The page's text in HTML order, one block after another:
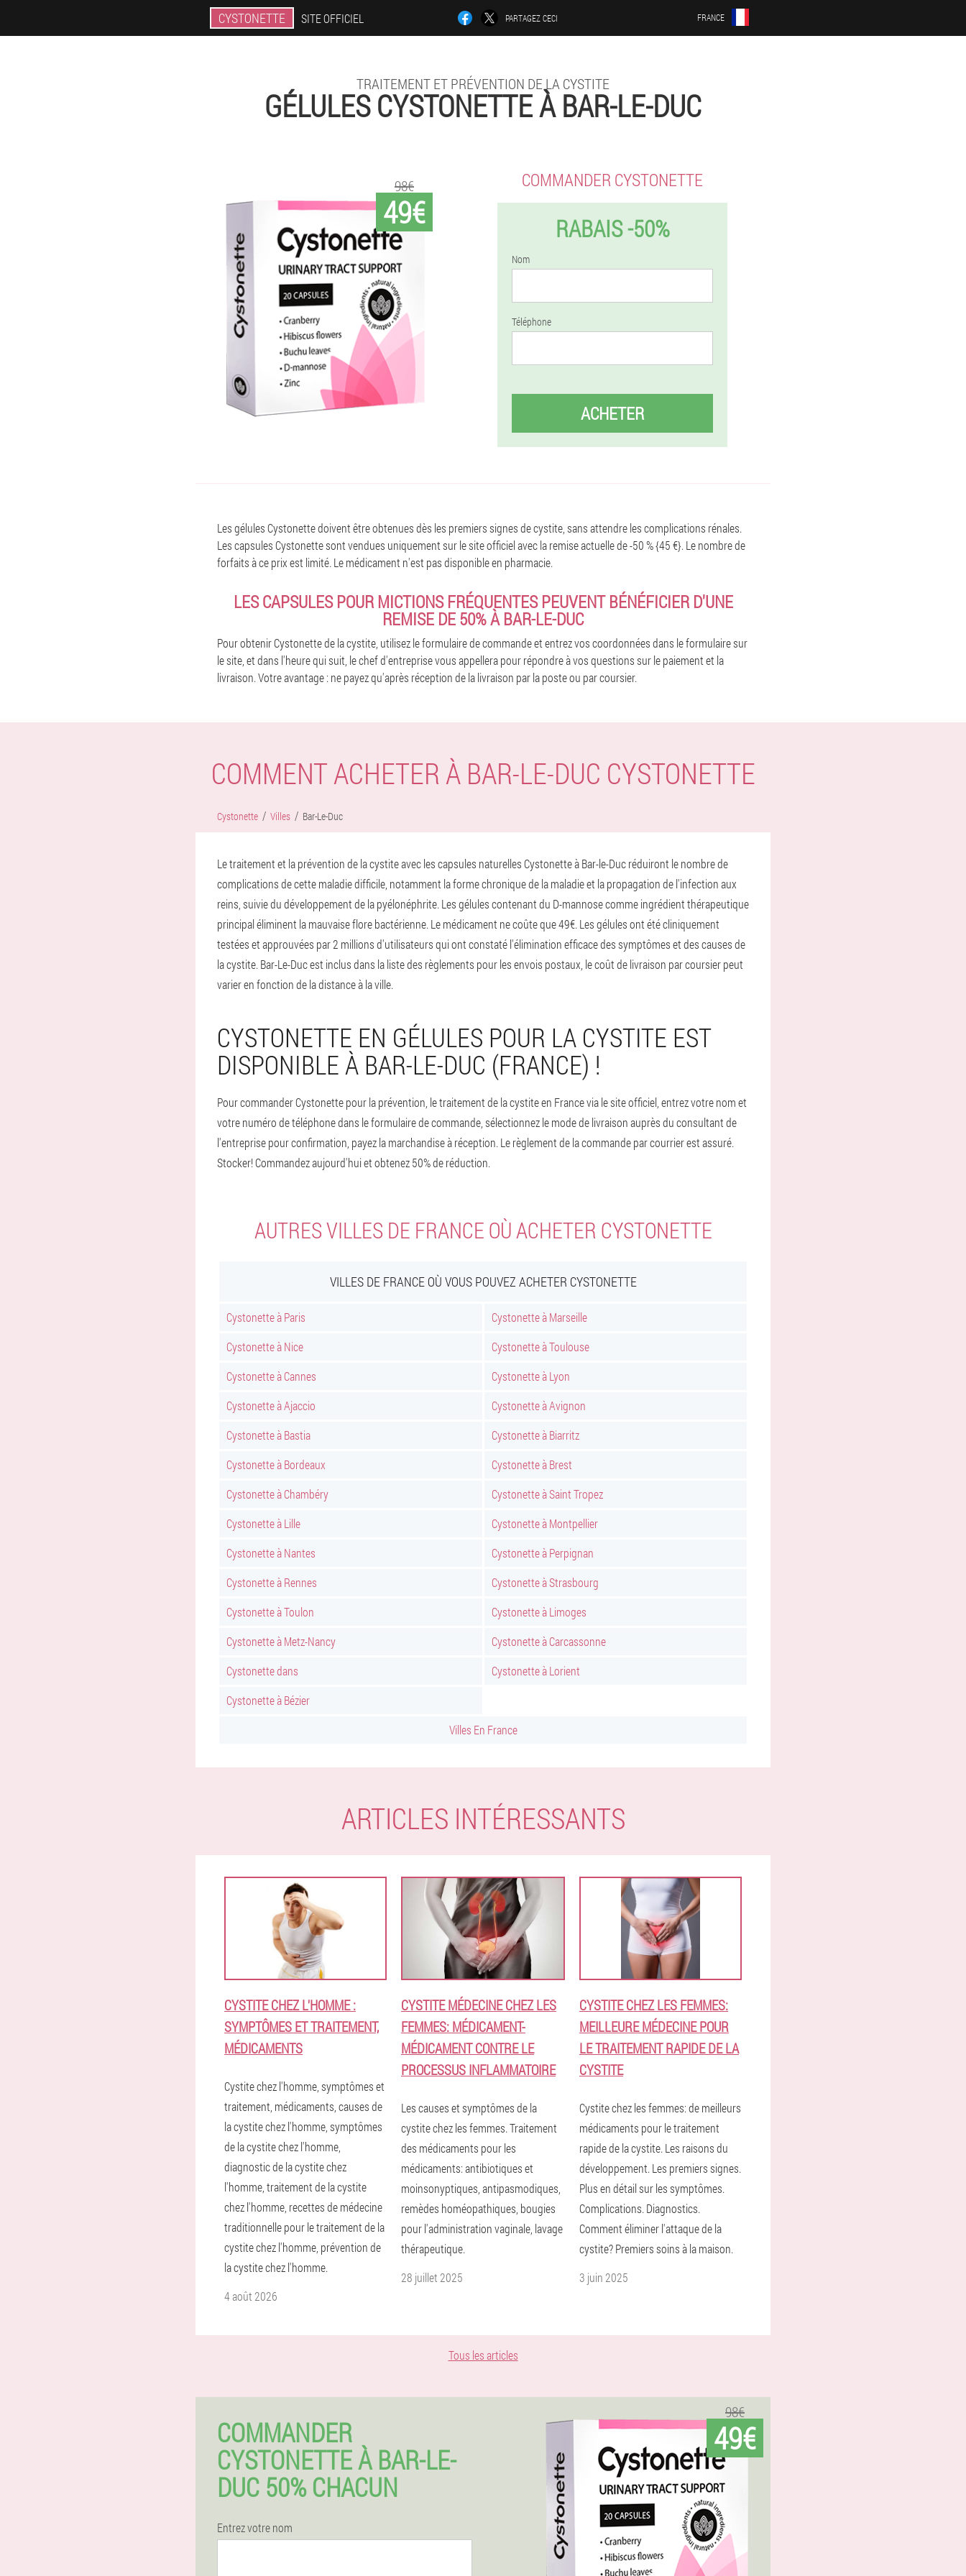
CYSTONETTE SITE OFFICIEL PARTAGEZ CECI FRANCE
TRAITEMENT ET PRÉVENTION DE LA CYSTITE
GÉLULES CYSTONETTE À BAR-LE-DUC
49€
98€ COMMANDER CYSTONETTE
RABAIS -50%
Nom
Téléphone
ACHETER
Les gélules Cystonette doivent être obtenues dès les premiers signes de cystite, sans attendre les complications rénales.
Les capsules Cystonette sont vendues uniquement sur le site officiel avec la remise actuelle de -50 % {45 €}. Le nombre de
forfaits à ce prix est limité. Le médicament n'est pas disponible en pharmacie.
LES CAPSULES POUR MICTIONS FRÉQUENTES PEUVENT BÉNÉFICIER D'UNE
REMISE DE 50% À BAR-LE-DUC
Pour obtenir Cystonette de la cystite, utilisez le formulaire de commande et entrez vos coordonnées dans le formulaire sur
le site, et dans l'heure qui suit, le chef d'entreprise vous appellera pour répondre à vos questions sur le paiement et la
livraison. Votre avantage : ne payez qu'après réception de la livraison par la poste ou par coursier.
COMMENT ACHETER À BAR-LE-DUC CYSTONETTE
Cystonette Villes Bar-Le-Duc
Le traitement et la prévention de la cystite avec les capsules naturelles Cystonette à Bar-le-Duc réduiront le nombre de
complications de cette maladie difficile, notamment la forme chronique de la maladie et la propagation de l'infection aux
reins, suivie du développement de la pyélonéphrite. Les gélules contenant du D-mannose comme ingrédient thérapeutique
principal éliminent la mauvaise flore bactérienne. Le médicament ne coûte que 49€. Les gélules ont été cliniquement
testées et approuvées par 2 millions d'utilisateurs qui ont constaté l'élimination efficace des symptômes et des causes de
la cystite. Bar-Le-Duc est inclus dans la liste des règlements pour les envois postaux, le coût de livraison par coursier peut
varier en fonction de la distance à la ville.
CYSTONETTE EN GÉLULES POUR LA CYSTITE EST
DISPONIBLE À BAR-LE-DUC (FRANCE) !
Pour commander Cystonette pour la prévention, le traitement de la cystite en France via le site officiel, entrez votre nom et
votre numéro de téléphone dans le formulaire de commande, sélectionnez le mode de livraison auprès du consultant de
l'entreprise pour confirmation, payez la marchandise à réception. Le règlement de la commande par courrier est assuré.
Stocker! Commandez aujourd'hui et obtenez 50% de réduction.
AUTRES VILLES DE FRANCE OÙ ACHETER CYSTONETTE
VILLES DE FRANCE OÙ VOUS POUVEZ ACHETER CYSTONETTE
Cystonette à Paris
Cystonette à Marseille
Cystonette à Nice
Cystonette à Toulouse
Cystonette à Cannes
Cystonette à Lyon
Cystonette à Ajaccio
Cystonette à Avignon
Cystonette à Bastia
Cystonette à Biarritz
Cystonette à Bordeaux
Cystonette à Brest
Cystonette à Chambéry
Cystonette à Saint Tropez
Cystonette à Lille
Cystonette à Montpellier
Cystonette à Nantes
Cystonette à Perpignan
Cystonette à Rennes
Cystonette à Strasbourg
Cystonette à Toulon
Cystonette à Limoges
Cystonette à Metz-Nancy
Cystonette à Carcassonne
Cystonette dans
Cystonette à Lorient
Cystonette à Bézier
Villes En France
ARTICLES INTÉRESSANTS
CYSTITE CHEZ L'HOMME :
SYMPTÔMES ET TRAITEMENT,
MÉDICAMENTS
Cystite chez l'homme, symptômes et
traitement, médicaments, causes de
la cystite chez l'homme, symptômes
de la cystite chez l'homme,
diagnostic de la cystite chez
l'homme, traitement de la cystite
chez l'homme, recettes de médecine
traditionnelle pour le traitement de la
cystite chez l'homme, prévention de
la cystite chez l'homme.
4 août 2026
CYSTITE MÉDECINE CHEZ LES
FEMMES: MÉDICAMENT-
MÉDICAMENT CONTRE LE
PROCESSUS INFLAMMATOIRE
Les causes et symptômes de la
cystite chez les femmes. Traitement
des médicaments pour les
médicaments: antibiotiques et
moinsonyptiques, antipasmodiques,
remèdes homéopathiques, bougies
pour l'administration vaginale, lavage
thérapeutique.
28 juillet 2025
CYSTITE CHEZ LES FEMMES:
MEILLEURE MÉDECINE POUR
LE TRAITEMENT RAPIDE DE LA
CYSTITE
Cystite chez les femmes: de meilleurs
médicaments pour le traitement
rapide de la cystite. Les raisons du
développement. Les premiers signes.
Plus en détail sur les symptômes.
Complications. Diagnostics.
Comment éliminer l'attaque de la
cystite? Premiers soins à la maison.
3 juin 2025
Tous les articles
COMMANDER
CYSTONETTE À BAR-LE-
DUC 50% CHACUN
Entrez votre nom
98€
49€